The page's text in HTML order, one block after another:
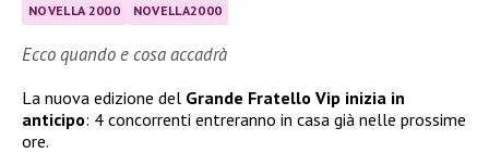
NOVELLA 2000
NOVELLA2000
Ecco quando e cosa accadrà
La nuova edizione del Grande Fratello Vip inizia in
anticipo: 4 concorrenti entreranno in casa già nelle prossime
ore.